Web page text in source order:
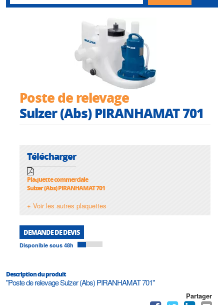
Poste de relevage
Sulzer (Abs) PIRANHAMAT 701
Télécharger
Plaquette commerciale
Sulzer (Abs) PIRANHAMAT 701
+ Voir les autres plaquettes
DEMANDE DE DEVIS
Disponible sous 48h
Description du produit
"Poste de relevage Sulzer (Abs) PIRANHAMAT 701"
Partager